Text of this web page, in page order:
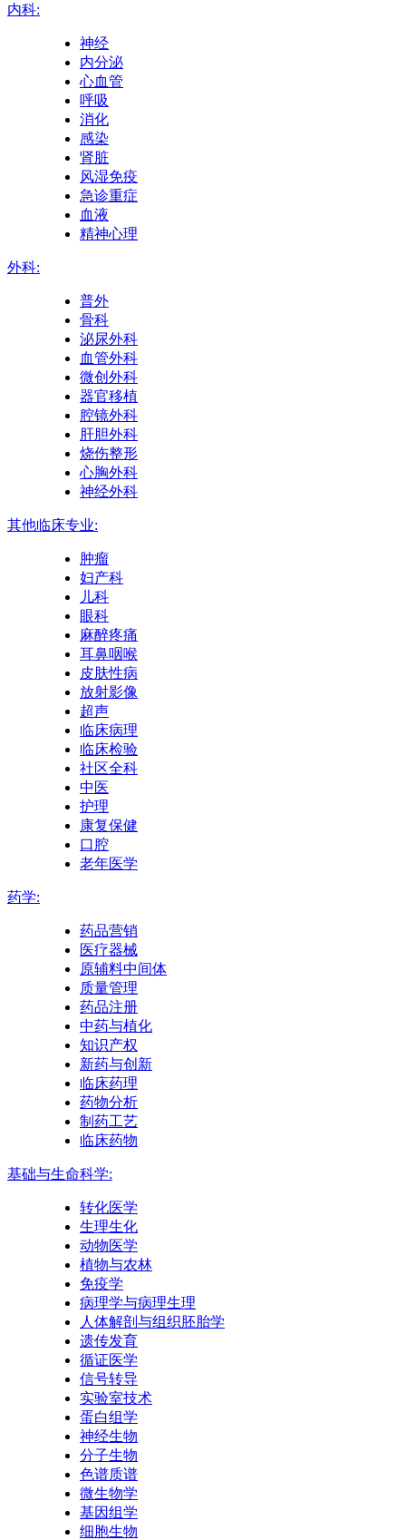
内科:
神经
内分泌
心血管
呼吸
消化
感染
肾脏
风湿免疫
急诊重症
血液
精神心理
外科:
普外
骨科
泌尿外科
血管外科
微创外科
器官移植
腔镜外科
肝胆外科
烧伤整形
心胸外科
神经外科
其他临床专业:
肿瘤
妇产科
儿科
眼科
麻醉疼痛
耳鼻咽喉
皮肤性病
放射影像
超声
临床病理
临床检验
社区全科
中医
护理
康复保健
口腔
老年医学
药学:
药品营销
医疗器械
原辅料中间体
质量管理
药品注册
中药与植化
知识产权
新药与创新
临床药理
药物分析
制药工艺
临床药物
基础与生命科学:
转化医学
生理生化
动物医学
植物与农林
免疫学
病理学与病理生理
人体解剖与组织胚胎学
遗传发育
循证医学
信号转导
实验室技术
蛋白组学
神经生物
分子生物
色谱质谱
微生物学
基因组学
细胞生物